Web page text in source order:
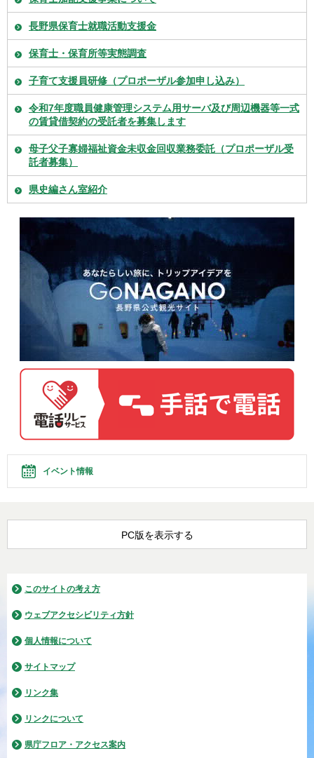
長野県保育士就職活動支援金
保育士・保育所等実態調査
子育て支援員研修（プロポーザル参加申し込み）
令和7年度職員健康管理システム用サーバ及び周辺機器等一式
の賃貸借契約の受託者を募集します
母子父子寡婦福祉資金未収金回収業務委託（プロポーザル受
託者募集）
県史編さん室紹介
イベント情報
PC版を表示する
このサイトの考え方
ウェブアクセシビリティ方針
個人情報について
サイトマップ
リンク集
リンクについて
県庁フロア・アクセス案内